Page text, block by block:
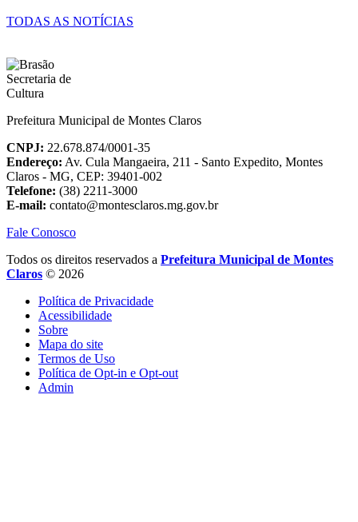
TODAS AS NOTÍCIAS
Prefeitura Municipal de Montes Claros
CNPJ: 22.678.874/0001-35
Endereço: Av. Cula Mangaeira, 211 - Santo Expedito, Montes
Claros - MG, CEP: 39401-002
Telefone: (38) 2211-3000
E-mail: contato@montesclaros.mg.gov.br
Fale Conosco
Todos os direitos reservados a Prefeitura Municipal de Montes
Claros © 2026
Política de Privacidade
Acessibilidade
Sobre
Mapa do site
Termos de Uso
Política de Opt-in e Opt-out
Admin